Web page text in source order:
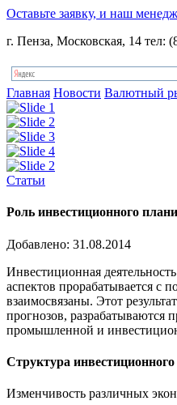
Оставьте заявку, и наш
г. Пенза, Московская, 14 тел:
Главная Новости Валютный
Статьи
Роль инвестиционного
Добавлено: 31.08.2014
Инвестиционная
аспектов прорабатывается с
взаимосвязаны. Этот
прогнозов, разрабатываются
промышленной и
Структура
Изменчивость различных